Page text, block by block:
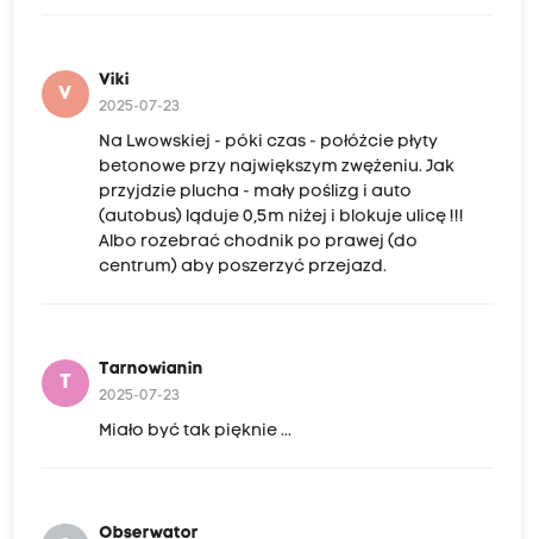
V
Viki
2025-07-23
Na Lwowskiej - póki czas - połóżcie płyty
betonowe przy największym zwężeniu. Jak
przyjdzie plucha - mały poślizg i auto
(autobus) ląduje 0,5m niżej i blokuje ulicę !!!
Albo rozebrać chodnik po prawej (do
centrum) aby poszerzyć przejazd.
T
Tarnowianin
2025-07-23
Miało być tak pięknie ...
Obserwator